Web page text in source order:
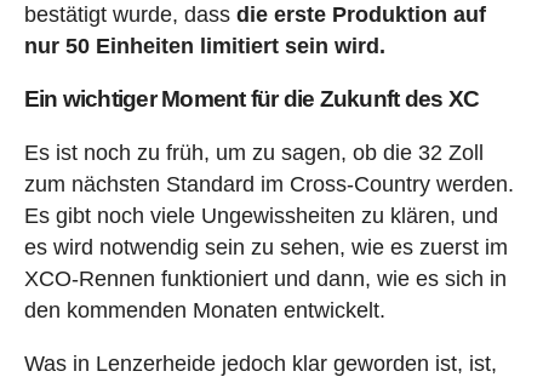
bestätigt wurde, dass die erste Produktion auf
nur 50 Einheiten limitiert sein wird.
Ein wichtiger Moment für die Zukunft des XC
Es ist noch zu früh, um zu sagen, ob die 32 Zoll
zum nächsten Standard im Cross-Country werden.
Es gibt noch viele Ungewissheiten zu klären, und
es wird notwendig sein zu sehen, wie es zuerst im
XCO-Rennen funktioniert und dann, wie es sich in
den kommenden Monaten entwickelt.
Was in Lenzerheide jedoch klar geworden ist, ist,